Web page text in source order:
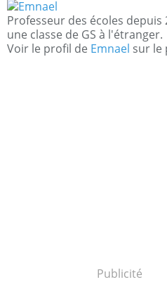
Professeur des écoles
une classe de GS à l'étranger.
Voir le profil de Emnael sur le
Publicité